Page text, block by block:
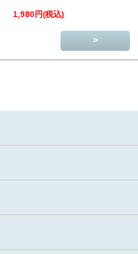
1,980円(税込)
>